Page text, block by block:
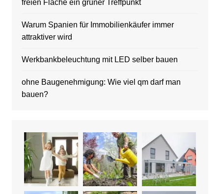
freien Fläche ein grüner Treffpunkt
Warum Spanien für Immobilienkäufer immer
attraktiver wird
Werkbankbeleuchtung mit LED selber bauen
ohne Baugenehmigung: Wie viel qm darf man
bauen?